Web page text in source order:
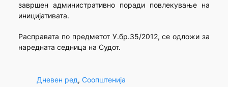
завршен административно поради повлекување на
иницијативата.
Расправата по предметот У.бр.35/2012, се одложи за
наредната седница на Судот.
Дневен ред, Соопштенија